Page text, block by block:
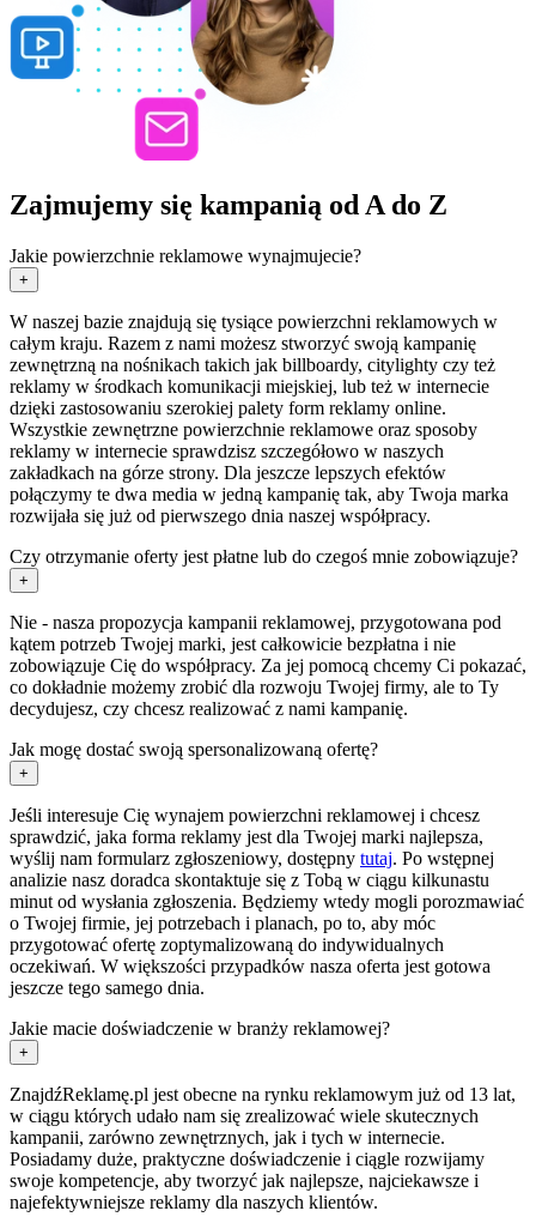
Zajmujemy się kampanią od A do Z
Jakie powierzchnie reklamowe wynajmujecie?
+
W naszej bazie znajdują się tysiące powierzchni reklamowych w
całym kraju. Razem z nami możesz stworzyć swoją kampanię
zewnętrzną na nośnikach takich jak billboardy, citylighty czy też
reklamy w środkach komunikacji miejskiej, lub też w internecie
dzięki zastosowaniu szerokiej palety form reklamy online.
Wszystkie zewnętrzne powierzchnie reklamowe oraz sposoby
reklamy w internecie sprawdzisz szczegółowo w naszych
zakładkach na górze strony. Dla jeszcze lepszych efektów
połączymy te dwa media w jedną kampanię tak, aby Twoja marka
rozwijała się już od pierwszego dnia naszej współpracy.
Czy otrzymanie oferty jest płatne lub do czegoś mnie zobowiązuje?
+
Nie - nasza propozycja kampanii reklamowej, przygotowana pod
kątem potrzeb Twojej marki, jest całkowicie bezpłatna i nie
zobowiązuje Cię do współpracy. Za jej pomocą chcemy Ci pokazać,
co dokładnie możemy zrobić dla rozwoju Twojej firmy, ale to Ty
decydujesz, czy chcesz realizować z nami kampanię.
Jak mogę dostać swoją spersonalizowaną ofertę?
+
Jeśli interesuje Cię wynajem powierzchni reklamowej i chcesz
sprawdzić, jaka forma reklamy jest dla Twojej marki najlepsza,
wyślij nam formularz zgłoszeniowy, dostępny tutaj. Po wstępnej
analizie nasz doradca skontaktuje się z Tobą w ciągu kilkunastu
minut od wysłania zgłoszenia. Będziemy wtedy mogli porozmawiać
o Twojej firmie, jej potrzebach i planach, po to, aby móc
przygotować ofertę zoptymalizowaną do indywidualnych
oczekiwań. W większości przypadków nasza oferta jest gotowa
jeszcze tego samego dnia.
Jakie macie doświadczenie w branży reklamowej?
+
ZnajdźReklamę.pl jest obecne na rynku reklamowym już od 13 lat,
w ciągu których udało nam się zrealizować wiele skutecznych
kampanii, zarówno zewnętrznych, jak i tych w internecie.
Posiadamy duże, praktyczne doświadczenie i ciągle rozwijamy
swoje kompetencje, aby tworzyć jak najlepsze, najciekawsze i
najefektywniejsze reklamy dla naszych klientów.